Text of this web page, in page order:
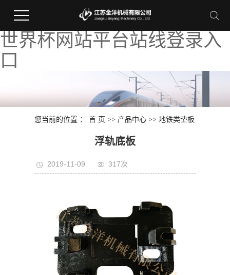
世界杯网站平台站线登录入
口
您当前的位置 ：首 页 >> 产品中心 >>地铁类垫板
浮轨底板
2019-11-09 317次